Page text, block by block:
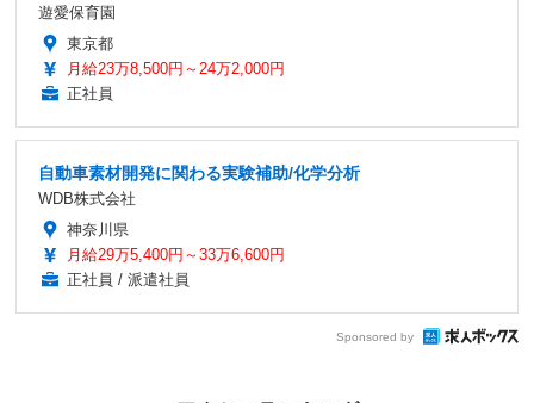
遊愛保育園
東京都
月給23万8,500円～24万2,000円
正社員
自動車素材開発に関わる実験補助/化学分析
WDB株式会社
神奈川県
月給29万5,400円～33万6,600円
正社員 / 派遣社員
Sponsored by